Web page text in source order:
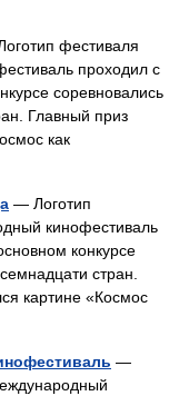
фестиваля
проходил с
соревновались
Главный приз
как
— Логотип
кинофестиваль
конкурсе
стран.
картине «Космос
—